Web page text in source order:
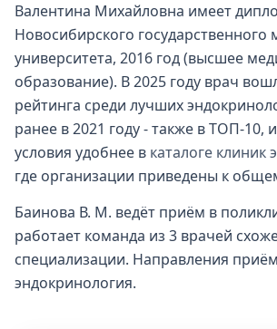
Валентина Михайловна имеет
Новосибирского государственного
университета, 2016 год (высшее
образование). В 2025 году врач
рейтинга среди лучших
ранее в 2021 году - также в ТОП-10,
условия удобнее в каталоге клиник
где организации приведены к
Баинова В. М. ведёт приём в
работает команда из 3 врачей
специализации. Направления
эндокринология.